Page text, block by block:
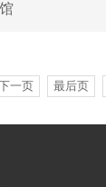
一页 最后页